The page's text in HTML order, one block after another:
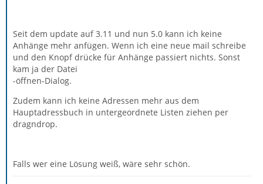
Seit dem update auf 3.11 und nun 5.0 kann ich keine
Anhänge mehr anfügen. Wenn ich eine neue mail schreibe
und den Knopf drücke für Anhänge passiert nichts. Sonst
kam ja der Datei
-öffnen-Dialog.
Zudem kann ich keine Adressen mehr aus dem
Hauptadressbuch in untergeordnete Listen ziehen per
dragndrop.
Falls wer eine Lösung weiß, wäre sehr schön.